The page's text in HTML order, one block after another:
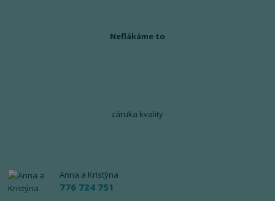
Neflákáme to
záruka kvality
Anna a Kristýna
776 724 751